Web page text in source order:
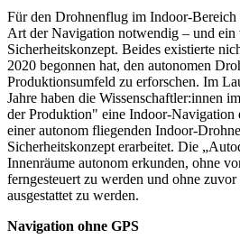
Für den Drohnenflug im Indoor-Bereich
Art der Navigation notwendig – und ein
Sicherheitskonzept. Beides existierte
2020 begonnen hat, den autonomen
Produktionsumfeld zu erforschen. Im
Jahre haben die Wissenschaftler:innen
der Produktion" eine Indoor-Navigation
einer autonom fliegenden Indoor-
Sicherheitskonzept erarbeitet. Die
Innenräume autonom erkunden, ohne
ferngesteuert zu werden und ohne
ausgestattet zu werden.
Navigation ohne GPS